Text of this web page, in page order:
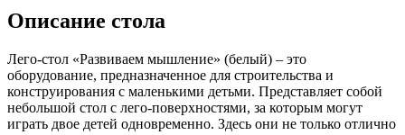
Описание стола
Лего-стол «Развиваем мышление» (белый) – это
оборудование, предназначенное для строительства и
конструирования с маленькими детьми. Представляет собой
небольшой стол с лего-поверхностями, за которым могут
играть двое детей одновременно. Здесь они не только отлично